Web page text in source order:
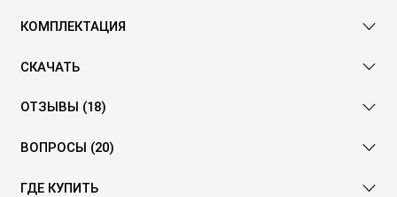
КОМПЛЕКТАЦИЯ
СКАЧАТЬ
ОТЗЫВЫ (18)
ВОПРОСЫ (20)
ГДЕ КУПИТЬ